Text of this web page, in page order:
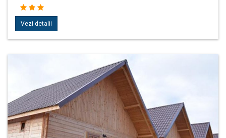
Vezi detalii